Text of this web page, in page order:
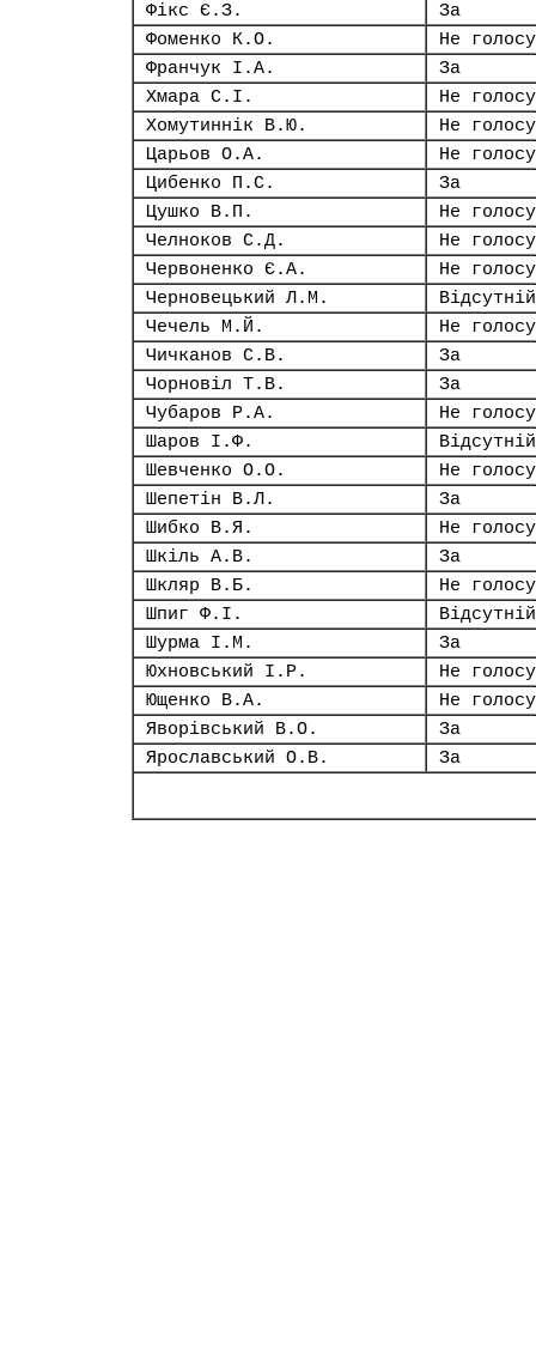
Фікс Є.З.
За
Фоменко К.О.
Не
Франчук І.А.
За
Хмара С.І.
Не
Хомутиннік В.Ю.
Не
Царьов О.А.
Не
Цибенко П.С.
За
Цушко В.П.
Не
Челноков С.Д.
Не
Червоненко Є.А.
Не
Черновецький Л.М.
Відсутній
Чечель М.Й.
Не
Чичканов С.В.
За
Чорновіл Т.В.
За
Чубаров Р.А.
Не
Шаров І.Ф.
Відсутній
Шевченко О.О.
Не
Шепетін В.Л.
За
Шибко В.Я.
Не
Шкіль А.В.
За
Шкляр В.Б.
Не
Шпиг Ф.І.
Відсутній
Шурма І.М.
За
Юхновський І.Р.
Не
Ющенко В.А.
Не
Яворівський В.О.
За
Ярославський О.В.
За